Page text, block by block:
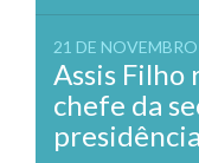
21 DE
Assis
chefe da